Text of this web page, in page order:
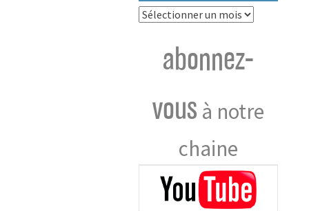
Archives
abonnez-
vous à notre
chaine